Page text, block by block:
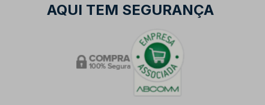
AQUI TEM SEGURANÇA